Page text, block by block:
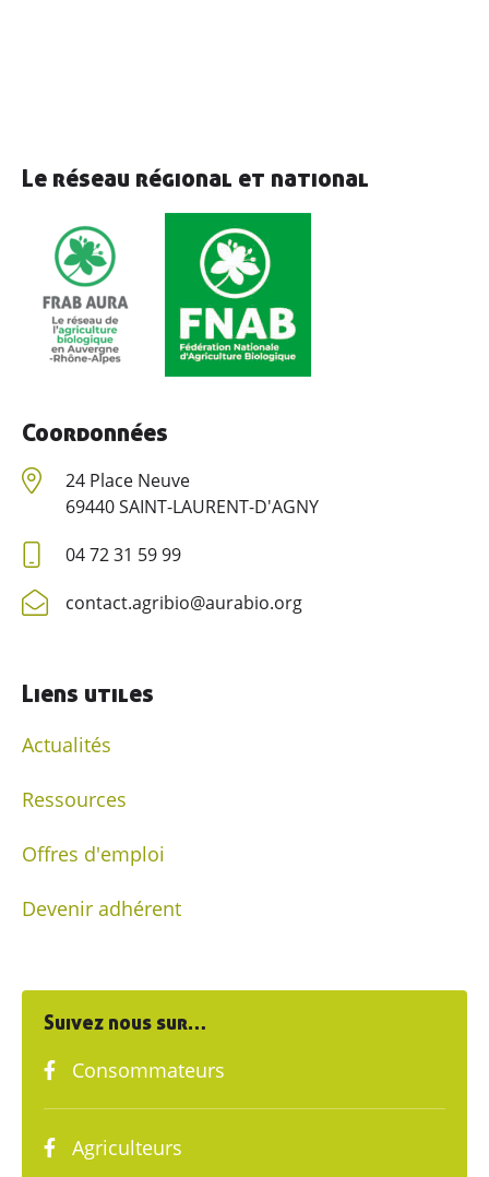
Le réseau régional et national
Coordonnées
24 Place Neuve
69440 SAINT-LAURENT-D'AGNY
04 72 31 59 99
contact.agribio@aurabio.org
Liens utiles
Actualités
Ressources
Offres d'emploi
Devenir adhérent
Suivez nous sur…
Consommateurs
Agriculteurs